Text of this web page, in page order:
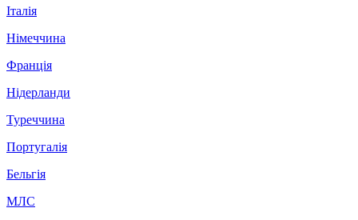
Італія
Німеччина
Франція
Нідерланди
Туреччина
Португалія
Бельгія
МЛС